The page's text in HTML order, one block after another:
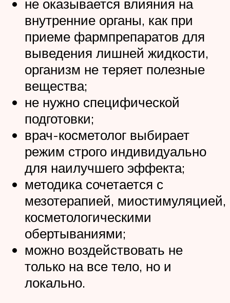
не оказывается влияния на
внутренние органы, как при
приеме фармпрепаратов для
выведения лишней жидкости,
организм не теряет полезные
вещества;
не нужно специфической
подготовки;
врач-косметолог выбирает
режим строго индивидуально
для наилучшего эффекта;
методика сочетается с
мезотерапией, миостимуляцией,
косметологическими
обертываниями;
можно воздействовать не
только на все тело, но и
локально.